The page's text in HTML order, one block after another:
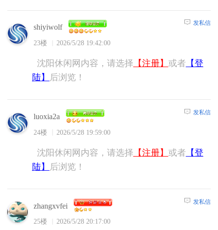
shiyiwolf
23楼 2026/5/28 19:42:00
发私信
沈阳休闲网内容，请选择 【注册】 或者 【登
陆】
后浏览！
luoxia2a
24楼 2026/5/28 19:59:00
发私信
沈阳休闲网内容，请选择 【注册】 或者 【登
陆】
后浏览！
zhangxvfei
25楼 2026/5/28 20:17:00
发私信